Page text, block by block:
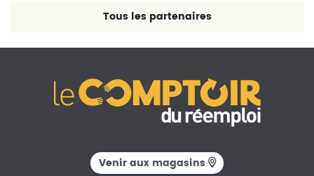
Tous les partenaires
Venir aux magasins